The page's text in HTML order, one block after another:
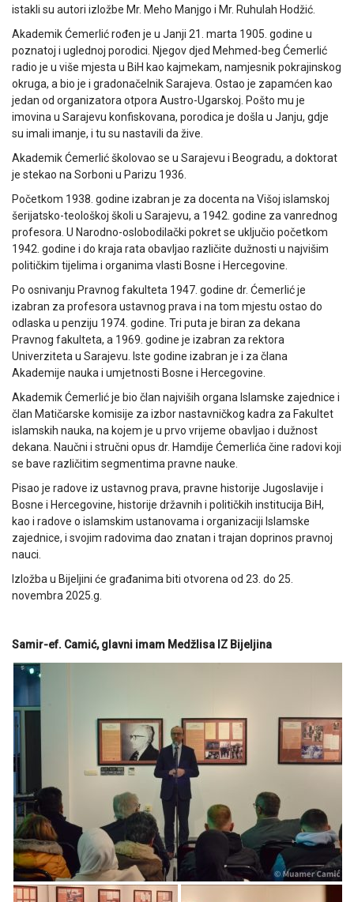
istakli su autori izložbe Mr. Meho Manjgo i Mr. Ruhulah Hodžić.
Akademik Ćemerlić rođen je u Janji 21. marta 1905. godine u
poznatoj i uglednoj porodici. Njegov djed Mehmed-beg Ćemerlić
radio je u više mjesta u BiH kao kajmekam, namjesnik pokrajinskog
okruga, a bio je i gradonačelnik Sarajeva. Ostao je zapamćen kao
jedan od organizatora otpora Austro-Ugarskoj. Pošto mu je
imovina u Sarajevu konfiskovana, porodica je došla u Janju, gdje
su imali imanje, i tu su nastavili da žive.
Akademik Ćemerlić školovao se u Sarajevu i Beogradu, a doktorat
je stekao na Sorboni u Parizu 1936.
Početkom 1938. godine izabran je za docenta na Višoj islamskoj
šerijatsko-teološkoj školi u Sarajevu, a 1942. godine za vanrednog
profesora. U Narodno-oslobodilački pokret se uključio početkom
1942. godine i do kraja rata obavljao različite dužnosti u najvišim
političkim tijelima i organima vlasti Bosne i Hercegovine.
Po osnivanju Pravnog fakulteta 1947. godine dr. Ćemerlić je
izabran za profesora ustavnog prava i na tom mjestu ostao do
odlaska u penziju 1974. godine. Tri puta je biran za dekana
Pravnog fakulteta, a 1969. godine je izabran za rektora
Univerziteta u Sarajevu. Iste godine izabran je i za člana
Akademije nauka i umjetnosti Bosne i Hercegovine.
Akademik Ćemerlić je bio član najviših organa Islamske zajednice i
član Matičarske komisije za izbor nastavničkog kadra za Fakultet
islamskih nauka, na kojem je u prvo vrijeme obavljao i dužnost
dekana. Naučni i stručni opus dr. Hamdije Ćemerlića čine radovi koji
se bave različitim segmentima pravne nauke.
Pisao je radove iz ustavnog prava, pravne historije Jugoslavije i
Bosne i Hercegovine, historije državnih i političkih institucija BiH,
kao i radove o islamskim ustanovama i organizaciji Islamske
zajednice, i svojim radovima dao znatan i trajan doprinos pravnoj
nauci.
Izložba u Bijeljini će građanima biti otvorena od 23. do 25.
novembra 2025.g.
Samir-ef. Camić, glavni imam Medžlisa IZ Bijeljina